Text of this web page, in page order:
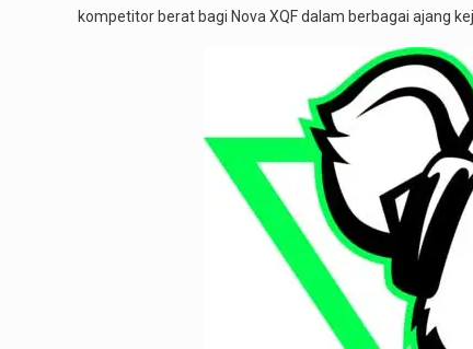
kompetitor berat bagi Nova XQF dalam berbagai ajang